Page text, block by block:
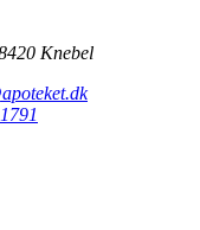
Knebel